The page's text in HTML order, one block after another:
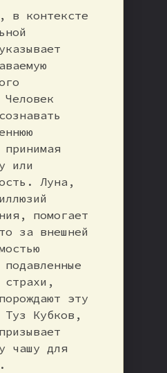
в контексте
или
Луна,
помогает
за внешней
страхи,
эту
Туз Кубков,
чашу для